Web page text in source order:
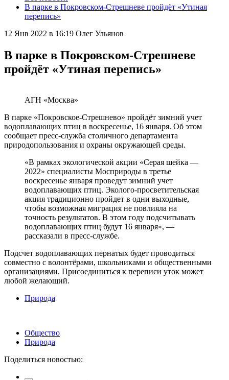
В парке в Покровском-Стрешневе пройдёт «Утиная
перепись»
12 Янв 2022 в 16:19 Олег Ульянов
В парке в Покровском-Стрешневе
пройдёт «Утиная перепись»
АГН «Москва»
В парке «Покровское-Стрешнево» пройдёт зимний учет
водоплавающих птиц в воскресенье, 16 января. Об этом
сообщает пресс-служба столичного департамента
природопользования и охраны окружающей среды.
«В рамках экологической акции «Серая шейка —
2022» специалисты Мосприроды в третье
воскресенье января проведут зимний учет
водоплавающих птиц. Эколого-просветительская
акция традиционно пройдет в одни выходные,
чтобы возможная миграция не повлияла на
точность результатов. В этом году подсчитывать
водоплавающих птиц будут 16 января», —
рассказали в пресс-службе.
Подсчет водоплавающих пернатых будет проводиться
совместно с волонтёрами, школьниками и общественными
организациями. Присоединиться к переписи уток может
любой желающий.
Природа
Общество
Природа
Поделиться новостью: